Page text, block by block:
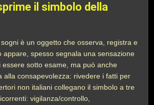
il simbolo della
è un oggetto che osserva, registra e
appare, spesso segnala una sensazione
essere sotto esame, ma può anche
alla consapevolezza: rivedere i fatti per
non italiani collegano il simbolo a tre
vigilanza/controllo,